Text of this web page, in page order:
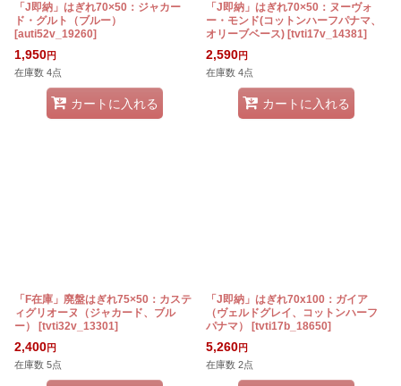
「J即納」はぎれ70×50：ジャカー
ド・グルト（ブルー）
[auti52v_19260]
1,950円
在庫数 4点
カートに入れる
「J即納」はぎれ70×50：ヌーヴォ
ー・モンド(コットンハーフパナマ、
オリーブベース) [tvti17v_14381]
2,590円
在庫数 4点
カートに入れる
「F在庫」廃盤はぎれ75×50：カステ
ィグリオーヌ（ジャカード、ブル
ー）
[tvti32v_13301]
2,400円
在庫数 5点
「J即納」はぎれ70x100：ガイア
（ヴェルドグレイ、コットンハーフ
パナマ）
[tvti17b_18650]
5,260円
在庫数 2点